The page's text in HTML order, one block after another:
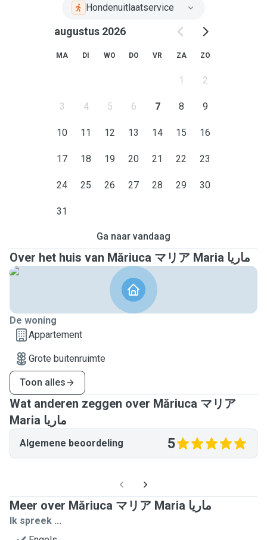
Hondenuitlaatservice
augustus 2026
MA DI WO DO VR ZA ZO
1 2
3 4 5 6 7 8 9
10 11 12 13 14 15 16
17 18 19 20 21 22 23
24 25 26 27 28 29 30
31
Ga naar vandaag
Over het huis van Măriuca マリア Maria ماریا
De woning
Appartement
Grote buitenruimte
Toon alles
Wat anderen zeggen over Măriuca マリア
Maria ماریا
Algemene beoordeling 5
Meer over Măriuca マリア Maria ماریا
Ik spreek ...